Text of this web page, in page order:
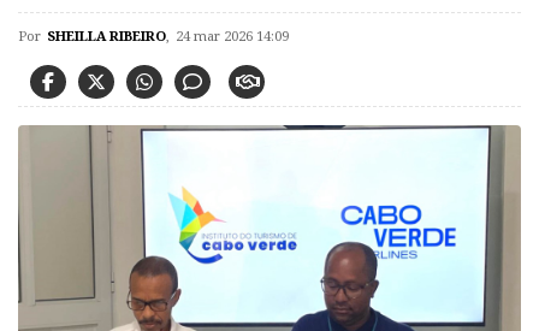
Por SHEILLA RIBEIRO, 24 mar 2026 14:09